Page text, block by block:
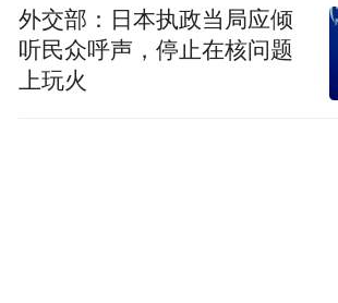
外交部：日本执政当局应倾
听民众呼声，停止在核问题
上玩火